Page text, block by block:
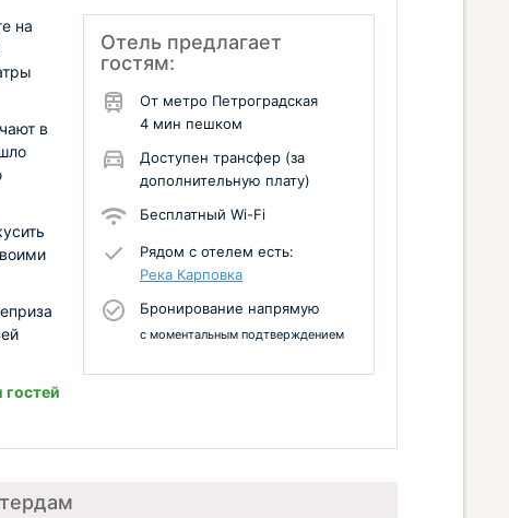
Отель предлагает
гостям:
От метро Петроградская
4 мин пешком
Доступен трансфер (за
дополнительную плату)
Бесплатный Wi-Fi
Рядом с отелем есть:
Река Карповка
Бронирование напрямую
с моментальным подтверждением
на
в